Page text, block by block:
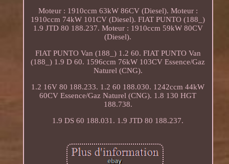
Moteur : 1910ccm 63kW 86CV (Diesel). Moteur :
1910ccm 74kW 101CV (Diesel). FIAT PUNTO (188_)
1.9 JTD 80 188.237. Moteur : 1910ccm 59kW 80CV
(Diesel).
FIAT PUNTO Van (188_) 1.2 60. FIAT PUNTO Van
(188_) 1.9 D 60. 1596ccm 76kW 103CV Essence/Gaz
Naturel (CNG).
1.2 16V 80 188.233. 1.2 60 188.030. 1242ccm 44kW
60CV Essence/Gaz Naturel (CNG). 1.8 130 HGT
188.738.
1.9 DS 60 188.031. 1.9 JTD 80 188.237.